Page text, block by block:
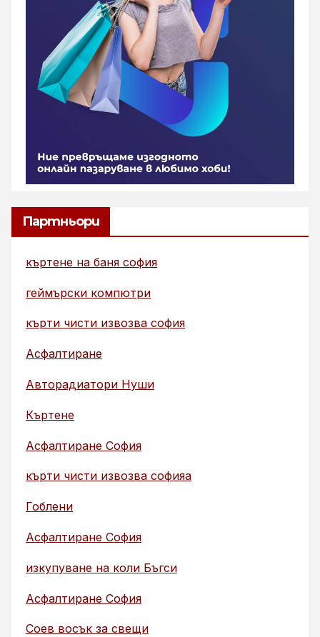
Партньори
къртене на баня софия
геймърски компютри
кърти чисти извозва софия
Асфалтиране
Авторадиатори Нуши
Къртене
Асфалтиране София
кърти чисти извозва софияа
Гоблени
Асфалтиране София
изкупуване на коли Бъгси
Асфалтиране София
Соев восък за свещи